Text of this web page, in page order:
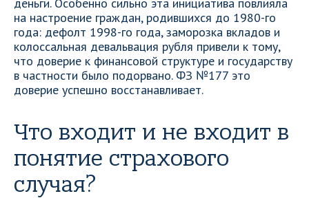
на настроение граждан, родившихся до 1980-го
года: дефолт 1998-го года, заморозка вкладов и
колоссальная девальвация рубля привели к тому,
что доверие к финансовой структуре и государству
в частности было подорвано. ФЗ №177 это
доверие успешно восстанавливает.
Что входит и не входит в
понятие страхового
случая?